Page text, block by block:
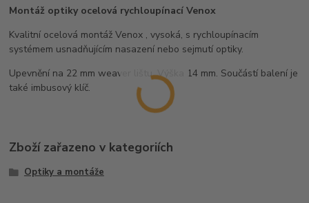
Montáž optiky ocelová rychloupínací Venox
Kvalitní ocelová montáž Venox , vysoká, s rychloupínacím
systémem usnadňujícím nasazení nebo sejmutí optiky.
Upevnění na 22 mm weaver lištu. Výška 14 mm. Součástí balení je
také imbusový klíč.
Zboží zařazeno v kategoriích
Optiky a montáže